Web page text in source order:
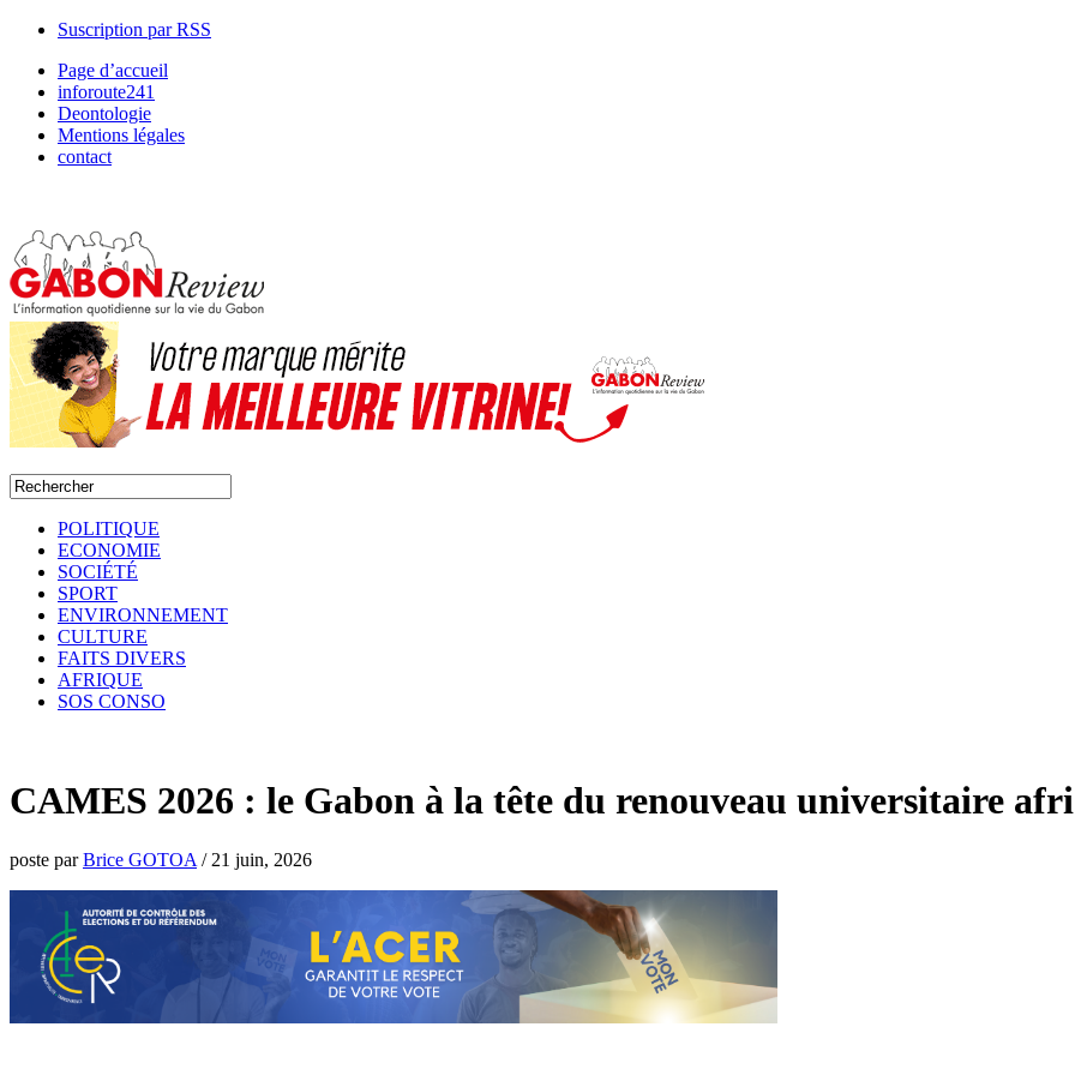
Suscription par RSS
Page d’accueil
inforoute241
Deontologie
Mentions légales
contact
POLITIQUE
ECONOMIE
SOCIÉTÉ
SPORT
ENVIRONNEMENT
CULTURE
FAITS DIVERS
AFRIQUE
SOS CONSO
CAMES 2026 : le Gabon à la tête du renouveau universitaire
poste parBrice GOTOA / 21 juin, 2026